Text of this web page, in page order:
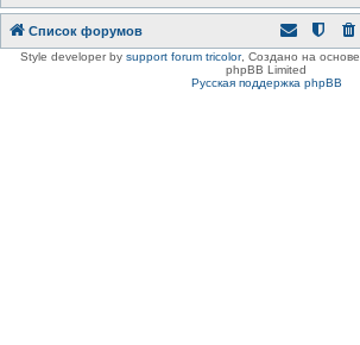
Список форумов
Style developer by support forum tricolor, Создано на основе
phpBB Limited
Русская поддержка phpBB